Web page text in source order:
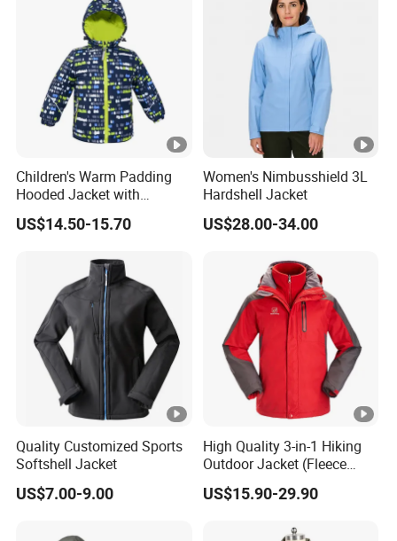
Children's Warm Padding
Hooded Jacket with
Colorful Print
US$14.50-15.70
Women's Nimbusshield 3L
Hardshell Jacket
US$28.00-34.00
Quality Customized Sports
Softshell Jacket
US$7.00-9.00
High Quality 3-in-1 Hiking
Outdoor Jacket (Fleece
Inner) for Men / Women
Workwear
US$15.90-29.90